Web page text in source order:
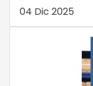
04 Dic 2025